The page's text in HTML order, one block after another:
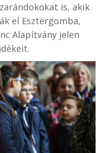
is, akik
el Esztergomba,
Alapítvány jelen